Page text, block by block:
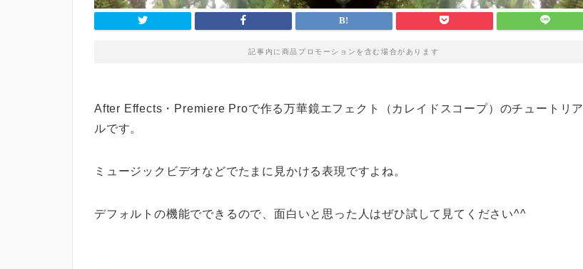
記事内に商品プロモーションを含む場合があります
After Effects・Premiere Proで作る万華鏡エフェクト（カレイドスコープ）のチュートリア
ルです。
ミュージックビデオなどでたまに見かける表現ですよね。
デフォルトの機能でできるので、面白いと思った人はぜひ試して見てください^^